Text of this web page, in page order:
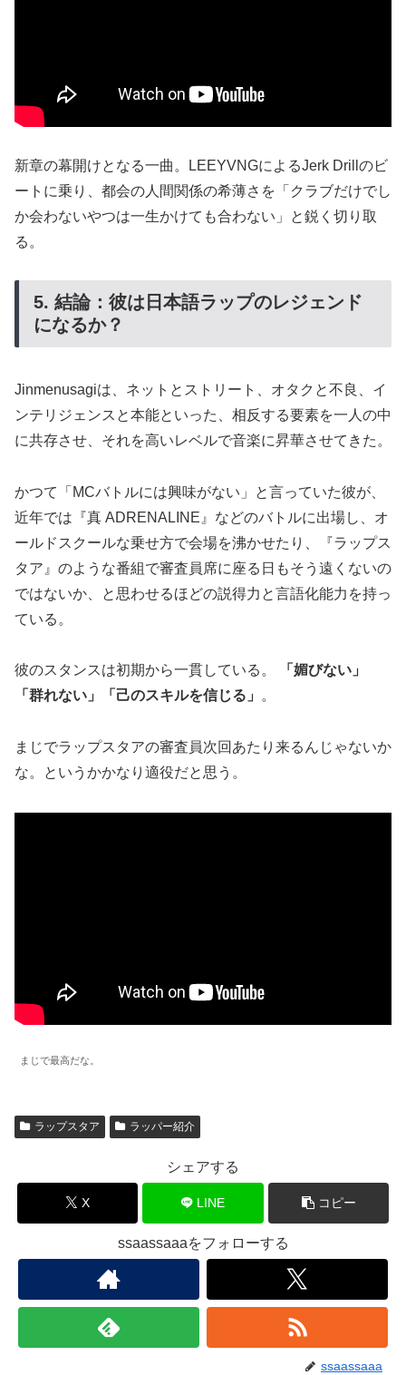
新章の幕開けとなる一曲。LEEYVNGによるJerk Drillのビ
ートに乗り、都会の人間関係の希薄さを「クラブだけでし
か会わないやつは一生かけても合わない」と鋭く切り取
る。
5. 結論：彼は日本語ラップのレジェンド
になるか？
Jinmenusagiは、ネットとストリート、オタクと不良、イ
ンテリジェンスと本能といった、相反する要素を一人の中
に共存させ、それを高いレベルで音楽に昇華させてきた。
かつて「MCバトルには興味がない」と言っていた彼が、
近年では『真 ADRENALINE』などのバトルに出場し、オ
ールドスクールな乗せ方で会場を沸かせたり、『ラップス
タア』のような番組で審査員席に座る日もそう遠くないの
ではないか、と思わせるほどの説得力と言語化能力を持っ
ている。
彼のスタンスは初期から一貫している。
「媚びない」
「群れない」「己のスキルを信じる」
。
まじでラップスタアの審査員次回あたり来るんじゃないか
な。というかかなり適役だと思う。
まじで最高だな。
ラップスタア ラッパー紹介
シェアする
X LINE コピー
ssaassaaaをフォローする
ssaassaaa